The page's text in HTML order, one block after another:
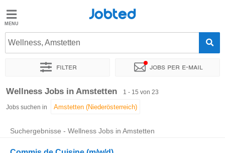
Jobted
Jobs
Jobted
Wellness, Amstetten
Filter Jobs per e-mail
Sortieren nach Genauer Standort Unternehmen
Wellness Jobs in Amstetten 1 - 15 von 23
Jobs suchen in
Suchergebnisse - Wellness Jobs in Amstetten